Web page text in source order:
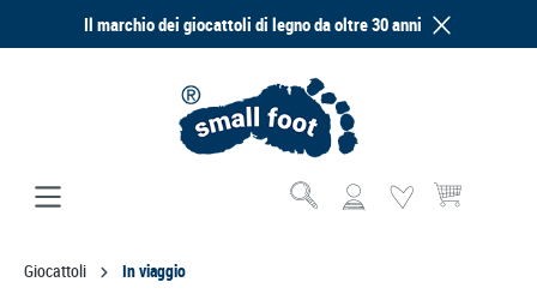
principaleIl marchio dei giocattoli di legno da oltre 30 anni
Il carrello
Giocattoli In viaggio